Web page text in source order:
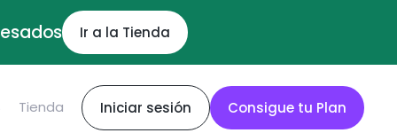
Ir a la Tienda
Tienda Iniciar sesión Consigue tu Plan